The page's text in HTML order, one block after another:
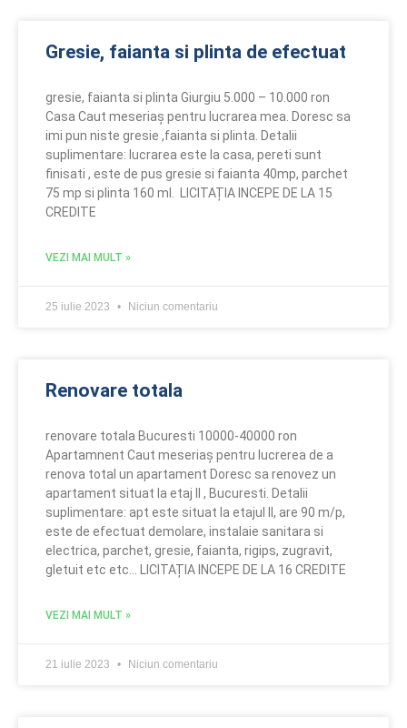
Gresie, faianta si plinta de efectuat
gresie, faianta si plinta Giurgiu 5.000 – 10.000 ron
Casa Caut meseriaș pentru lucrarea mea. Doresc sa
imi pun niste gresie ,faianta si plinta. Detalii
suplimentare: lucrarea este la casa, pereti sunt
finisati , este de pus gresie si faianta 40mp, parchet
75 mp si plinta 160 ml. LICITAȚIA INCEPE DE LA 15
CREDITE
VEZI MAI MULT »
25 iulie 2023 Niciun comentariu
Renovare totala
renovare totala Bucuresti 10000-40000 ron
Apartamnent Caut meseriaș pentru lucrerea de a
renova total un apartament Doresc sa renovez un
apartament situat la etaj II , Bucuresti. Detalii
suplimentare: apt este situat la etajul II, are 90 m/p,
este de efectuat demolare, instalaie sanitara si
electrica, parchet, gresie, faianta, rigips, zugravit,
gletuit etc etc… LICITAȚIA INCEPE DE LA 16 CREDITE
VEZI MAI MULT »
21 iulie 2023 Niciun comentariu